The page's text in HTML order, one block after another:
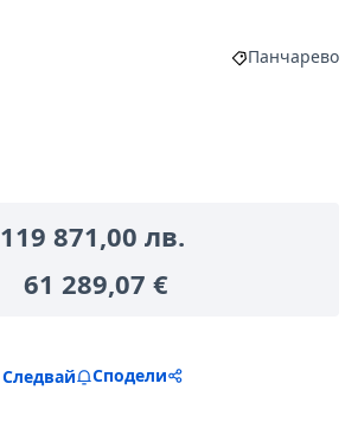
Филтриране
Панчарево
119 871,00 лв.
61 289,07 €
Следвай Сподели